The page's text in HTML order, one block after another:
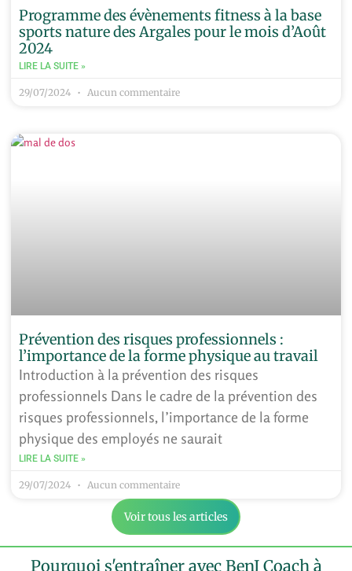
Programme des évènements fitness à la base
sports nature des Argales pour le mois d’Août
2024
LIRE LA SUITE »
29/07/2024 Aucun commentaire
Prévention des risques professionnels :
l’importance de la forme physique au travail
Introduction à la prévention des risques
professionnels Dans le cadre de la prévention des
risques professionnels, l’importance de la forme
physique des employés ne saurait
LIRE LA SUITE »
29/07/2024 Aucun commentaire
Voir tous les articles
Pourquoi s'entraîner avec BenJ Coach à